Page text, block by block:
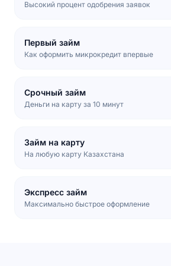
Высокий процент одобрения заявок
Первый займ
Как оформить микрокредит впервые
Срочный займ
Деньги на карту за 10 минут
Займ на карту
На любую карту Казахстана
Экспресс займ
Максимально быстрое оформление